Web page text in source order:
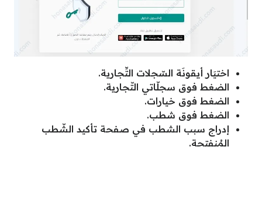
اختيَار أيقونَة السّجلات التِّجارية.
الضغط فوق سجلّاتي التّجارية.
الضغط فوق خيارات.
الضغط فوق شطب.
إدراج سبب الشطب في صفحة تأكيد الشّطب
المُنفتحة.